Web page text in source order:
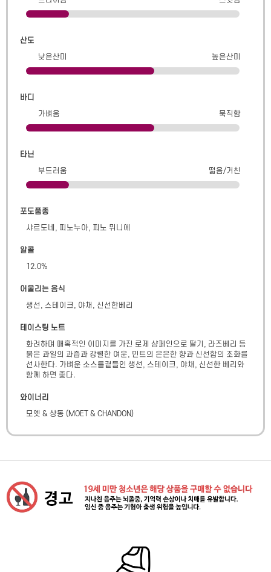
산도
낮은산미
높은산미
바디
가벼움
묵직함
타닌
부드러움
떫음/거친
포도품종
샤르도네, 피노누아, 피노 뮈니에
알콜
12.0%
어울리는 음식
생선, 스테이크, 야채, 신선한베리
테이스팅 노트
화려하며 매혹적인 이미지를 가진 로제 샴페인으로 딸기, 라즈베리 등
붉은 과일의 과즙과 강렬한 여운, 민트의 은은한 향과 신선함의 조화를
선사한다. 가벼운 소스를곁들인 생선, 스테이크, 야채, 신선한 베리와
함께 하면 좋다.
와이너리
모엣 & 샹동 ( MOET & CHANDON)